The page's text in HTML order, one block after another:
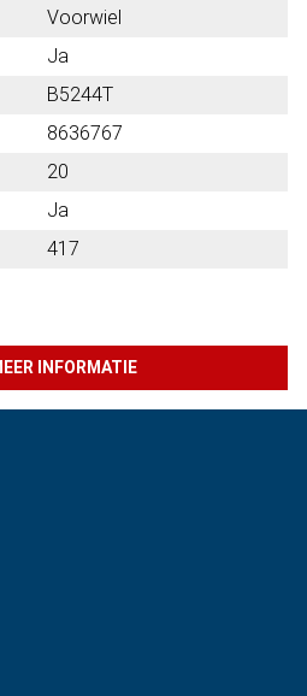
Voorwiel
Ja
B5244T
8636767
20
Ja
417
INFORMATIE